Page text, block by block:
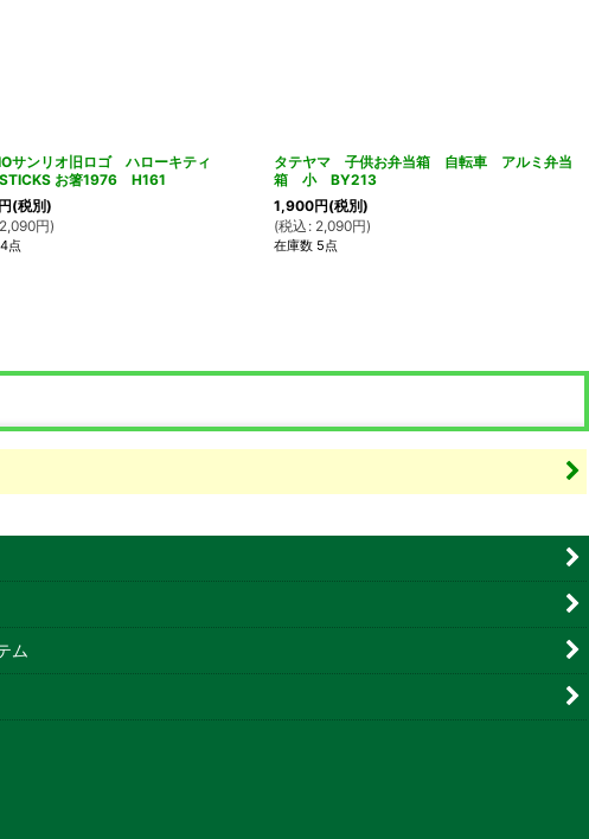
サンリオ旧ロゴ ハローキティ
お箸1976 H161
円(税別)
2,090円)
点
タテヤマ 子供お弁当箱 自転車 アルミ弁当
箱 小 BY213
1,900円(税別)
(税込 : 2,090円)
在庫数 5点
ム